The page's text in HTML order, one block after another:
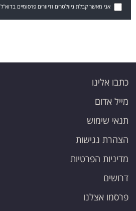
אני מאשר קבלת ניוזלטרים ודיוורים פרסומיים בדוא"ל
כתבו אלינו
מייל אדום
תנאי שימוש
הצהרת נגישות
מדיניות הפרטיות
דרושים
פרסמו אצלנו